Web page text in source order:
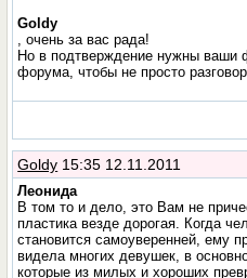
Goldy
, очень за вас рада!
Но в подтверждение нужны
форума, чтобы не просто
Goldy 15:35 12.11.2011
Леонида
В том то и дело, это Вам не
пластика везде дорогая. Когда
становится самоуверенней, ему
видела многих девушек, в
которые из милых и хороших